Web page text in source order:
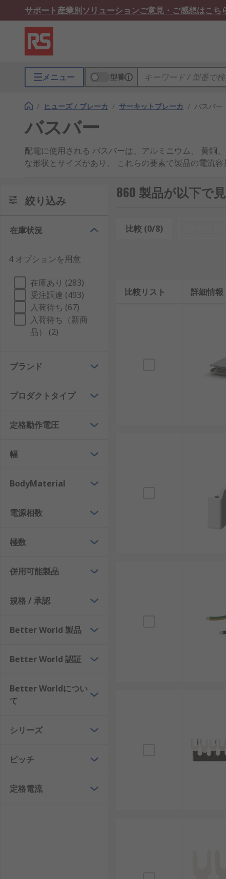
サポート産業別ソリューションご意見・ご感想はこち
メニュー 型番
/ ヒューズ / ブレーカ / サーキットブレーカ / バスバー
バスバー
配電に使用される バスバーは、アルミニウム、 黄銅
な形状とサイズがあり、 これらの要素で製品の電流
研究所
病院
大学
バスバーは、多様なサイズで提供されており、サイ
バスバーの種類
今日の産業で最も普及しているバスバーのタイプは、
リジッドバスバー : 低電圧、 中電圧、又は高電圧の用
: 高電圧の用途に使用され、変電
絶縁相バスバー
: 中電圧で使用され、リジッドバスバ
絞り込み
在庫状況
4 オプションを用意
在庫あり (283)
受注調達 (493)
入荷待ち (67)
入荷待ち（新商
品） (2)
ブランド
プロダクトタイプ
定格動作電圧
幅
BodyMaterial
電源相数
極数
併用可能製品
規格 / 承認
Better World 製品
Better World 認証
Better Worldについ
て
シリーズ
ピッチ
定格電流
860 製品が以下で
比較 (0/8)
比較リスト 詳細情報